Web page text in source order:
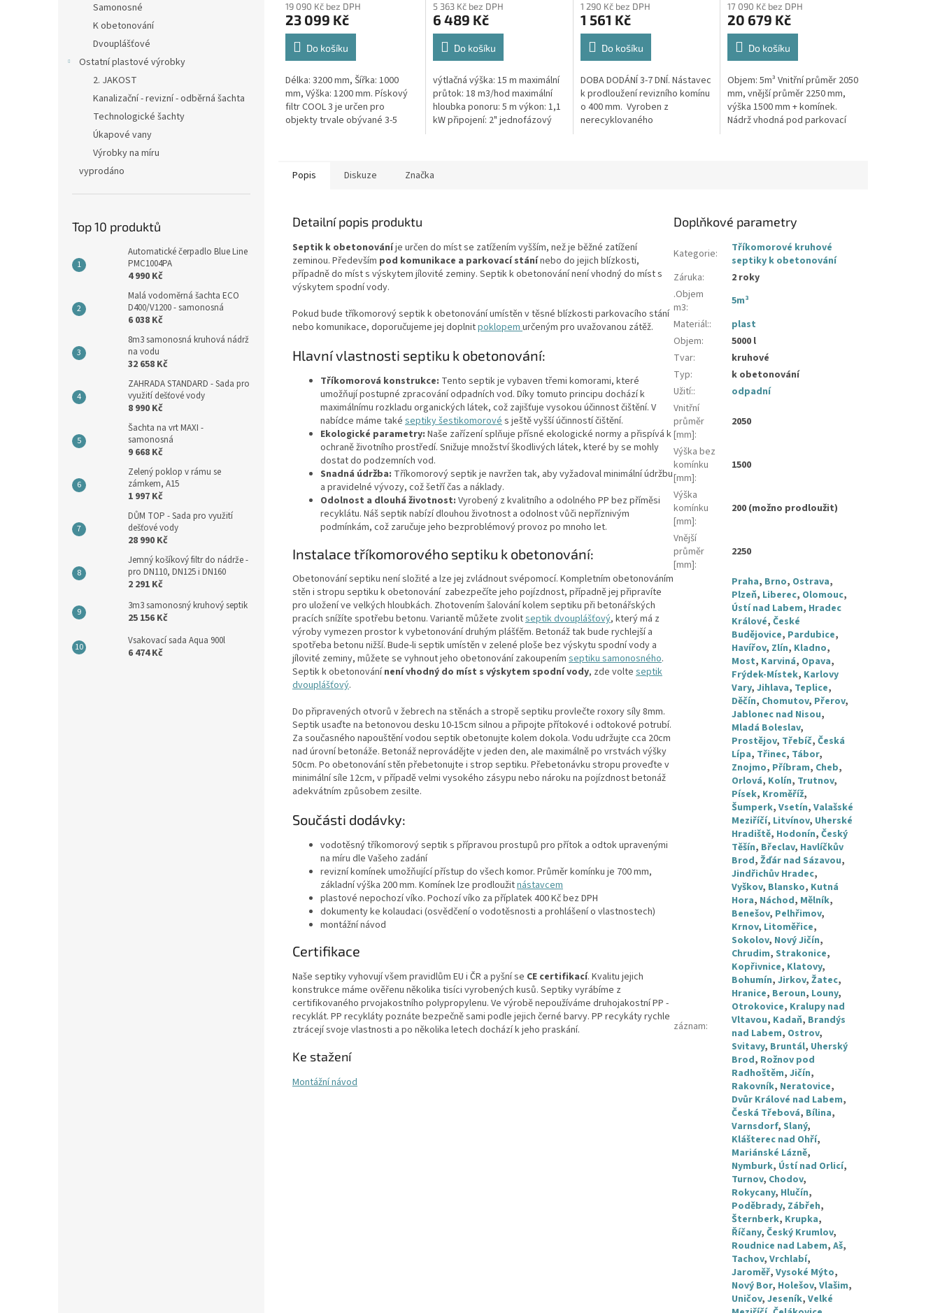
Samonosné
K obetonování
Dvouplášťové
Ostatní plastové výrobky
2. JAKOST
Kanalizační - revizní - odběrná šachta
Technologické šachty
Úkapové vany
Výrobky na míru
vyprodáno
Top 10 produktů
Automatické čerpadlo Blue Line
PMC1004PA
4 990 Kč
Malá vodoměrná šachta ECO
D400/V1200 - samonosná
6 038 Kč
8m3 samonosná kruhová nádrž
na vodu
32 658 Kč
ZAHRADA STANDARD - Sada pro
využití dešťové vody
8 990 Kč
Šachta na vrt MAXI -
samonosná
9 668 Kč
Zelený poklop v rámu se
zámkem, A15
1 997 Kč
DŮM TOP - Sada pro využití
dešťové vody
28 990 Kč
Jemný košíkový filtr do nádrže -
pro DN110, DN125 i DN160
2 291 Kč
3m3 samonosný kruhový septik
25 156 Kč
Vsakovací sada Aqua 900l
6 474 Kč
19 090 Kč bez DPH
23 099 Kč
Do košíku
Délka: 3200 mm, Šířka: 1000
mm, Výška: 1200 mm. Pískový
filtr COOL 3 je určen pro
objekty trvale obývané 3-5
produktu
je
5,0
5
hvězdiček.
5 363 Kč bez DPH
6 489 Kč
Do košíku
výtlačná výška: 15 m maximální
průtok: 18 m3/hod maximální
hloubka ponoru: 5 m výkon: 1,1
kW připojení: 2" jednofázový
1 290 Kč bez DPH
1 561 Kč
Do košíku
DOBA DODÁNÍ 3-7 DNÍ. Nástavec
k prodloužení revizního komínu
o 400 mm. Vyroben z
nerecyklovaného
17 090 Kč bez DPH
20 679 Kč
Do košíku
Objem: 5m³ Vnitřní průměr 2050
mm, vnější průměr 2250 mm,
výška 1500 mm + komínek.
Nádrž vhodná pod parkovací
Popis Diskuze Značka
Detailní popis produktu
Septik k obetonováníje určen do míst se zatížením vyšším, než je běžné zatížení
zeminou. Především pod komunikace a parkovací stánínebo do jejich blízkosti,
případně do míst s výskytem jílovité zeminy. Septik k obetonování není vhodný do míst s
výskytem spodní vody.
Pokud bude tříkomorový septik k obetonování umístěn v těsné blízkosti parkovacího stání
nebo komunikace, doporučujeme jej doplnitpoklopemurčeným pro uvažovanou zátěž.
Hlavní vlastnosti septiku k obetonování:
Tříkomorová konstrukce: Tento septik je vybaven třemi komorami, které
umožňují postupné zpracování odpadních vod. Díky tomuto principu dochází k
maximálnímu rozkladu organických látek, což zajišťuje vysokou účinnost čištění. V
nabídce máme také septiky šestikomorové s ještě vyšší účinností čištění.
Ekologické parametry: Naše zařízení splňuje přísné ekologické normy a přispívá k
ochraně životního prostředí. Snižuje množství škodlivých látek, které by se mohly
dostat do podzemních vod.
Snadná údržba: Tříkomorový septik je navržen tak, aby vyžadoval minimální údržbu
a pravidelné vývozy, což šetří čas a náklady.
Odolnost a dlouhá životnost: Vyrobený z kvalitního a odolného PP bez příměsi
recyklátu. Náš septik nabízí dlouhou životnost a odolnost vůči nepříznivým
podmínkám, což zaručuje jeho bezproblémový provoz po mnoho let.
Instalace tříkomorového septiku k obetonování:
Obetonování septiku není složité a lze jej zvládnout svépomocí. Kompletním obetonováním
stěn i stropu septiku k obetonování zabezpečíte jeho pojízdnost, případně jej připravíte
pro uložení ve velkých hloubkách. Zhotovením šalování kolem septiku při betonářských
pracích snížíte spotřebu betonu. Variantě můžete zvolitseptik dvouplášťový, který má z
výroby vymezen prostor k vybetonování druhým plášťěm. Betonáž tak bude rychlejší a
spotřeba betonu nižší. Bude-li septik umístěn v zelené ploše bez výskytu spodní vody a
jílovité zeminy, můžete se vyhnout jeho obetonování zakoupením septiku samonosného.
Septik k obetonovánínení vhodný do míst s výskytem spodní vody, zde volte septik
dvouplášťový.
Do připravených otvorů v žebrech na stěnách a stropě septiku provlečte roxory síly 8mm.
Septik usaďte na betonovou desku 10-15cm silnou a připojte přítokové i odtokové potrubí.
Za současného napouštění vodou septik obetonujte kolem dokola. Vodu udržujte cca 20cm
nad úrovní betonáže. Betonáž neprovádějte v jeden den, ale maximálně po vrstvách výšky
50cm. Po obetonování stěn přebetonujte i strop septiku. Přebetonávku stropu proveďte v
minimální síle 12cm, v případě velmi vysokého zásypu nebo nároku na pojízdnost betonáž
adekvátním způsobem zesilte.
Součásti dodávky:
vodotěsný tříkomorový septik s přípravou prostupů pro přítok a odtok upravenými
na míru dle Vašeho zadání
revizní komínek umožňující přístup do všech komor. Průměr komínku je 700 mm,
základní výška 200 mm. Komínek lze prodloužitnástavcem
plastové nepochozí víko. Pochozí víko za příplatek 400 Kč bez DPH
dokumenty ke kolaudaci (osvědčení o vodotěsnosti a prohlášení o vlastnostech)
montážní návod
Certifikace
Naše septiky vyhovují všem pravidlům EU i ČR a pyšní se CE certifikací. Kvalitu jejich
konstrukce máme ověřenu několika tisíci vyrobených kusů. Septiky vyrábíme z
certifikovaného prvojakostního polypropylenu. Ve výrobě nepoužíváme druhojakostní PP -
recyklát. PP recykláty poznáte bezpečně sami podle jejich černé barvy. PP recykáty rychle
ztrácejí svoje vlastnosti a po několika letech dochází k jeho praskání.
Ke stažení
Montážní návod
Doplňkové parametry
Kategorie:
Tříkomorové kruhové
septiky k obetonování
Záruka:
2 roky
.Objem
m3:
5m³
Materiál::
plast
Objem:
5000 l
Tvar:
kruhové
Typ:
k obetonování
Užití::
odpadní
Vnitřní
průměr
[mm]:
2050
Výška bez
komínku
[mm]:
1500
Výška
komínku
[mm]:
200 (možno prodloužit)
Vnější
průměr
[mm]:
2250
záznam:
Praha, Brno, Ostrava,
Plzeň, Liberec, Olomouc,
Ústí nad Labem, Hradec
Králové,České
Budějovice, Pardubice,
Havířov, Zlín, Kladno,
Most, Karviná, Opava,
Frýdek-Místek, Karlovy
Vary,Jihlava, Teplice,
Děčín, Chomutov, Přerov,
Jablonec nad Nisou,
Mladá Boleslav,
Prostějov, Třebíč,Česká
Lípa, Třinec, Tábor,
Znojmo, Příbram, Cheb,
Orlová, Kolín, Trutnov,
Písek, Kroměříž,
Šumperk,Vsetín,Valašské
Meziříčí, Litvínov, Uherské
Hradiště, Hodonín,Český
Těšín, Břeclav, Havlíčkův
Brod,Žďár nad Sázavou,
Jindřichův Hradec,
Vyškov, Blansko, Kutná
Hora, Náchod, Mělník,
Benešov, Pelhřimov,
Krnov, Litoměřice,
Sokolov, Nový Jičín,
Chrudim,Strakonice,
Kopřivnice, Klatovy,
Bohumín,Jirkov,Žatec,
Hranice, Beroun, Louny,
Otrokovice, Kralupy nad
Vltavou, Kadaň, Brandýs
nad Labem, Ostrov,
Svitavy, Bruntál, Uherský
Brod, Rožnov pod
Radhoštěm,Jičín,
Rakovník, Neratovice,
Dvůr Králové nad Labem,
Česká Třebová, Bílina,
Varnsdorf,Slaný,
Klášterec nad Ohří,
Mariánské Lázně,
Nymburk, Ústí nad Orlicí,
Turnov, Chodov,
Rokycany, Hlučín,
Poděbrady, Zábřeh,
Šternberk, Krupka,
Říčany,Český Krumlov,
Roudnice nad Labem,Aš,
Tachov,Vrchlabí,
Jaroměř,Vysoké Mýto,
Nový Bor, Holešov,Vlašim,
Uničov,Jeseník,Velké